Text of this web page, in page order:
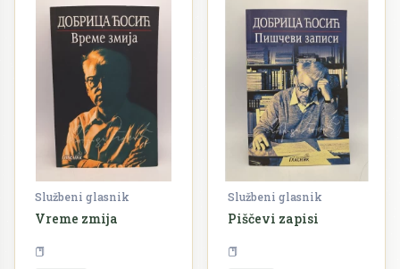
Službeni glasnik
Vreme zmija
Službeni glasnik
Piščevi zapisi